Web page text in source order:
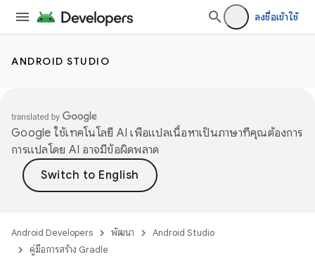
ลงชื่อเข้าใช้
ANDROID STUDIO
Google ใช้เทคโนโลยี AI เพื่อแปลเนื้อหาเป็นภาษาที่คุณต้องการ
การแปลโดย AI อาจมีข้อผิดพลาด
Android Developers พัฒนา
Android Studio
คู่มือการสร้าง Gradle